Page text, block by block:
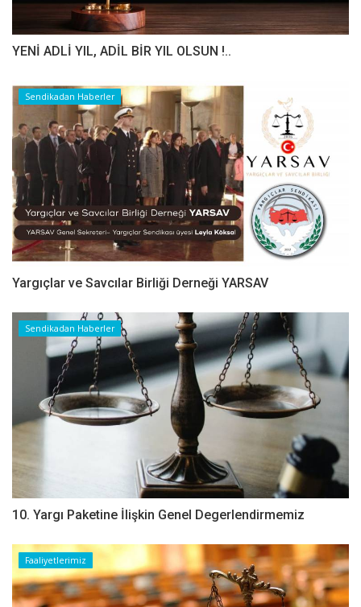
YENİ ADLİ YIL, ADİL BİR YIL OLSUN !..
Sendikadan Haberler
Yargıçlar ve Savcılar Birliği Derneği YARSAV
Sendikadan Haberler
10. Yargı Paketine İlişkin Genel Degerlendirmemiz
Faaliyetlerimiz